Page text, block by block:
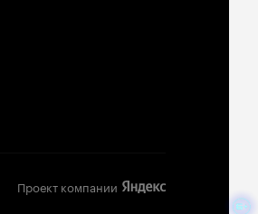
Проект компании